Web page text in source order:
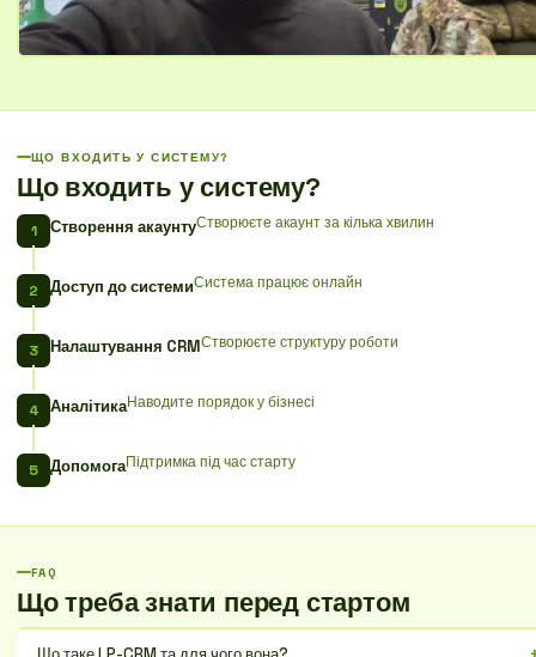
ЩО ВХОДИТЬ У СИСТЕМУ?
Що входить у систему?
Створення акаунтуСтворюєте акаунт за кілька хвилин
Доступ до системиСистема працює онлайн
Налаштування CRMСтворюєте структуру роботи
АналітикаНаводите порядок у бізнесі
ДопомогаПідтримка під час старту
FAQ
Що треба знати перед стартом